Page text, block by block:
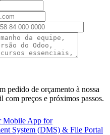
pedido de orçamento à nossa
preços e próximos passos.
Mobile App for
System (DMS) & File Portal